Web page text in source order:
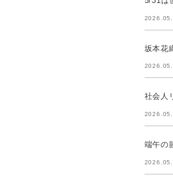
坂本花
社会人
端午の